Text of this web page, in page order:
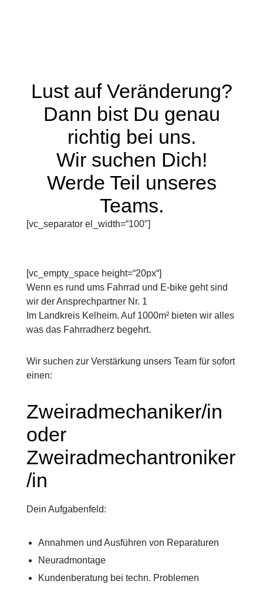
Lust auf Veränderung?
Dann bist Du genau
richtig bei uns.
Wir suchen Dich!
Werde Teil unseres
Teams.
[vc_separator el_width=“100″]
[vc_empty_space height=“20px“]
Wenn es rund ums Fahrrad und E-bike geht sind
wir der Ansprechpartner Nr. 1
Im Landkreis Kelheim. Auf 1000m² bieten wir alles
was das Fahrradherz begehrt.
Wir suchen zur Verstärkung unsers Team für sofort
einen:
Zweiradmechaniker/in
oder
Zweiradmechantroniker
/in
Dein Aufgabenfeld:
Annahmen und Ausführen von Reparaturen
Neuradmontage
Kundenberatung bei techn. Problemen